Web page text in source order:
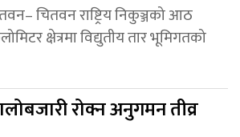
चितवन राष्ट्रिय निकुञ्जको आठ
क्षेत्रमा विद्युतीय तार भूमिगतको
रोक्न अनुगमन तीव्र